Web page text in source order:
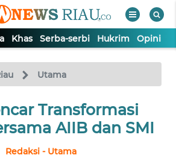
Khas Serba-serbi Hukrim Opini
Utama
Transformasi
AIIB dan SMI
Redaksi - Utama